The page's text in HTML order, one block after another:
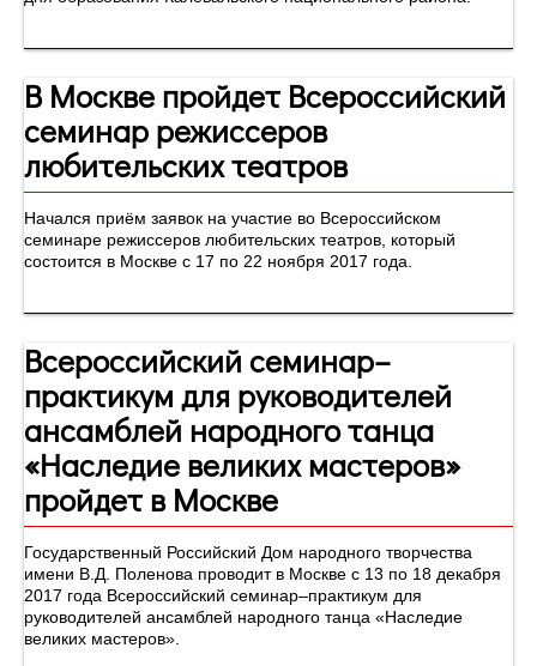
В Москве пройдет Всероссийский
семинар режиссеров
любительских театров
Начался приём заявок на участие во Всероссийском
семинаре режиссеров любительских театров, который
состоится в Москве с 17 по 22 ноября 2017 года.
Всероссийский семинар–
практикум для руководителей
ансамблей народного танца
«Наследие великих мастеров»
пройдет в Москве
Государственный Российский Дом народного творчества
имени В.Д. Поленова проводит в Москве с 13 по 18 декабря
2017 года Всероссийский семинар–практикум для
руководителей ансамблей народного танца «Наследие
великих мастеров».